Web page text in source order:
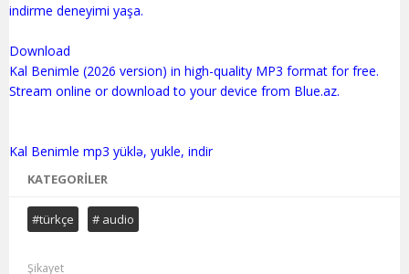
indirme deneyimi yaşa.
Download
Kal Benimle (2026 version) in high-quality MP3 format for free.
Stream online or download to your device from Blue.az.
KATEGORILER
#türkçe # audio
Şikayet